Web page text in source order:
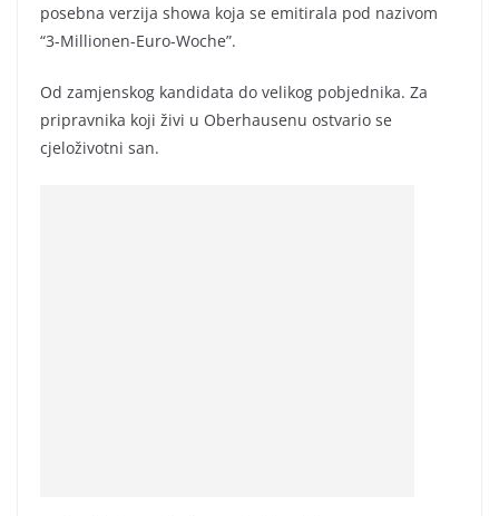
posebna verzija showa koja se emitirala pod nazivom
“3-Millionen-Euro-Woche”.
Od zamjenskog kandidata do velikog pobjednika. Za
pripravnika koji živi u Oberhausenu ostvario se
cjeloživotni san.